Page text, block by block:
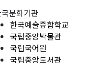
문화기관
한국예술종합학교
국립중앙박물관
국립국어원
국립중앙도서관